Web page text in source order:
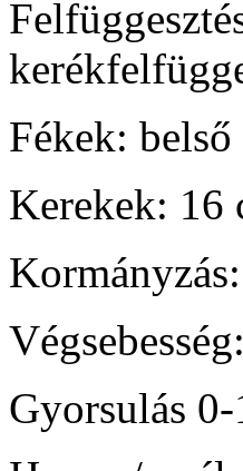
Fékek:
Kerekek: 16
Gyorsulás